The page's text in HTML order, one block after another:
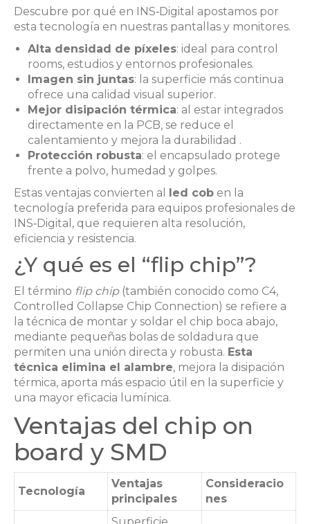
Descubre por qué en INS‑Digital apostamos por
esta tecnología en nuestras pantallas y monitores.
Alta densidad de píxeles: ideal para control
rooms, estudios y entornos profesionales.
Imagen sin juntas: la superficie más continua
ofrece una calidad visual superior.
Mejor disipación térmica: al estar integrados
directamente en la PCB, se reduce el
calentamiento y mejora la durabilidad .
Protección robusta: el encapsulado protege
frente a polvo, humedad y golpes.
Estas ventajas convierten al
led cob en la
tecnología preferida para equipos profesionales de
INS‑Digital, que requieren alta resolución,
eficiencia y resistencia.
¿Y qué es el “flip chip”?
El término flip chip(también conocido como C4,
Controlled Collapse Chip Connection) se refiere a
la técnica de montar y soldar el chip boca abajo,
mediante pequeñas bolas de soldadura que
permiten una unión directa y robusta. Esta
técnica elimina el alambre, mejora la disipación
térmica, aporta más espacio útil en la superficie y
una mayor eficacia lumínica.
Ventajas del chip on
board y SMD
Tecnología
Ventajas
principales
Consideracio
nes